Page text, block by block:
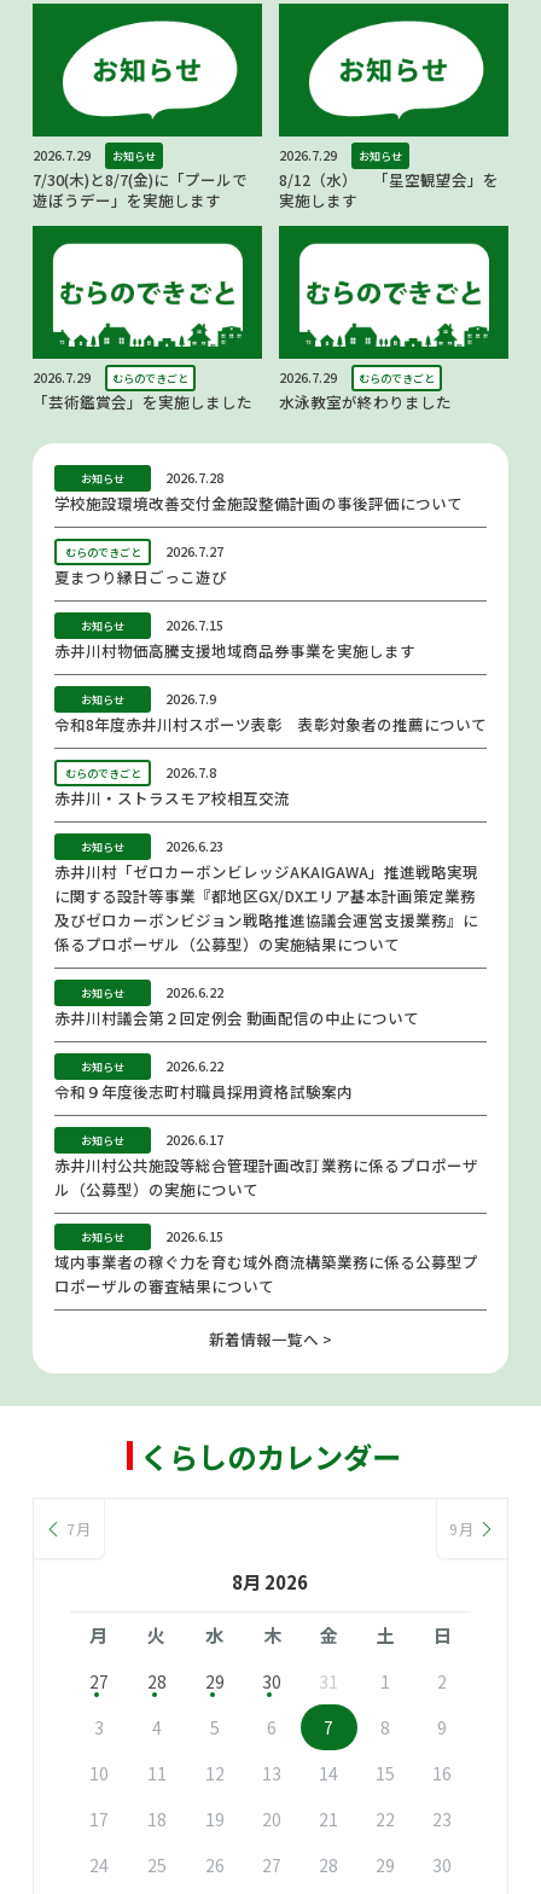
2026.7.29 お知らせ
7/30(木)と8/7(金)に「プールで
遊ぼうデー」を実施します
2026.7.29 お知らせ
8/12（水） 「星空観望会」を
実施します
2026.7.29 むらのできごと
「芸術鑑賞会」を実施しました
2026.7.29 むらのできごと
水泳教室が終わりました
お知らせ 2026.7.28
学校施設環境改善交付金施設整備計画の事後評価について
むらのできごと 2026.7.27
夏まつり縁日ごっこ遊び
お知らせ 2026.7.15
赤井川村物価高騰支援地域商品券事業を実施します
お知らせ 2026.7.9
令和8年度赤井川村スポーツ表彰 表彰対象者の推薦について
むらのできごと 2026.7.8
赤井川・ストラスモア校相互交流
お知らせ 2026.6.23
赤井川村「ゼロカーボンビレッジAKAIGAWA」推進戦略実現
に関する設計等事業『都地区GX/DXエリア基本計画策定業務
及びゼロカーボンビジョン戦略推進協議会運営支援業務』に
係るプロポーザル（公募型）の実施結果について
お知らせ 2026.6.22
赤井川村議会第２回定例会 動画配信の中止について
お知らせ 2026.6.22
令和９年度後志町村職員採用資格試験案内
お知らせ 2026.6.17
赤井川村公共施設等総合管理計画改訂業務に係るプロポーザ
ル（公募型）の実施について
お知らせ 2026.6.15
域内事業者の稼ぐ力を育む域外商流構築業務に係る公募型プ
ロポーザルの審査結果について
新着情報一覧へ >
くらしのカレンダー
7月
8月 2026
9月
月 火 水 木 金 土 日
27 28 29 30 31 1
2
3
4 5 6 7 8
9
10
11 12 13 14 15
16
17
18 19 20 21 22
23
24
25 26 27 28 29
30